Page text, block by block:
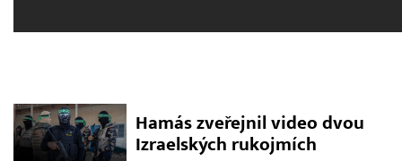
Hamás zveřejnil video dvou
Izraelských rukojmích